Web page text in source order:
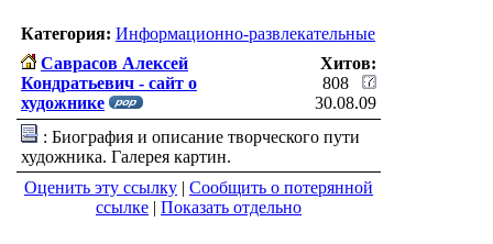
Категория: Информационно-развлекательные
Саврасов Алексей
Кондратьевич - сайт о
художнике
Хитов:
808
30.08.09
: Биография и описание творческого пути
художника. Галерея картин.
Оценить эту ссылку | Сообщить о потерянной
ссылке | Показать отдельно